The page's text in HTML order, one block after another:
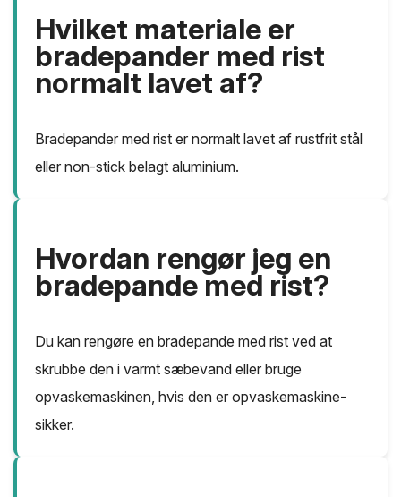
Hvilket materiale er
bradepander med rist
normalt lavet af?
Bradepander med rist er normalt lavet af rustfrit stål
eller non-stick belagt aluminium.
Hvordan rengør jeg en
bradepande med rist?
Du kan rengøre en bradepande med rist ved at
skrubbe den i varmt sæbevand eller bruge
opvaskemaskinen, hvis den er opvaskemaskine-
sikker.